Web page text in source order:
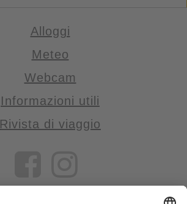
Alloggi
Meteo
Webcam
Informazioni utili
Rivista di viaggio